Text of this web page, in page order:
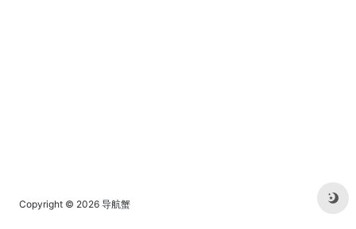
Copyright © 2026 导航蟹